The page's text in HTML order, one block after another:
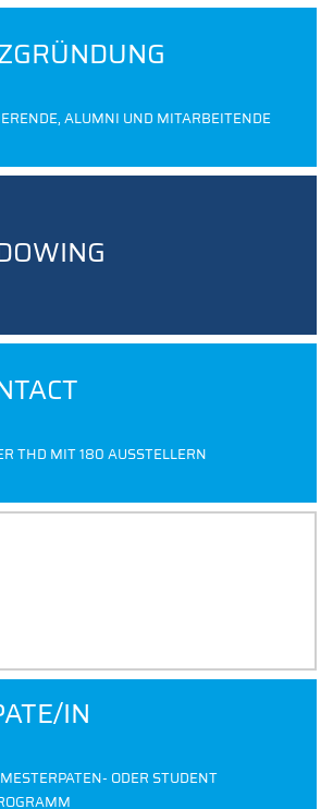
ALUMNI UND MITARBEITENDE
THD MIT 180 AUSSTELLERN
IN
ODER STUDENT